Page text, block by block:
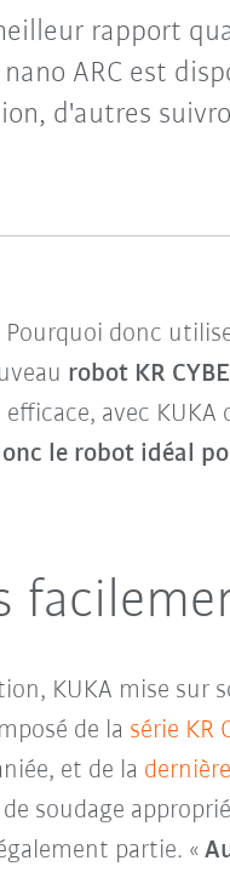
rapport
ARC est
d'autres
donc
robot KR
avec KUKA
le robot idéal
KUKA mise sur
de la série KR
et de la
soudage
partie. «